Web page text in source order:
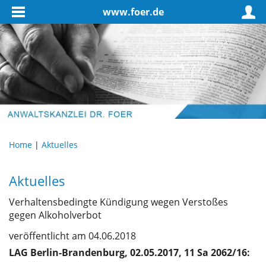
www.foer.de
Home | Aktuelles
Aktuelles
Verhaltensbedingte Kündigung wegen Verstoßes
gegen Alkoholverbot
veröffentlicht am 04.06.2018
LAG Berlin-Brandenburg, 02.05.2017, 11 Sa 2062/16: